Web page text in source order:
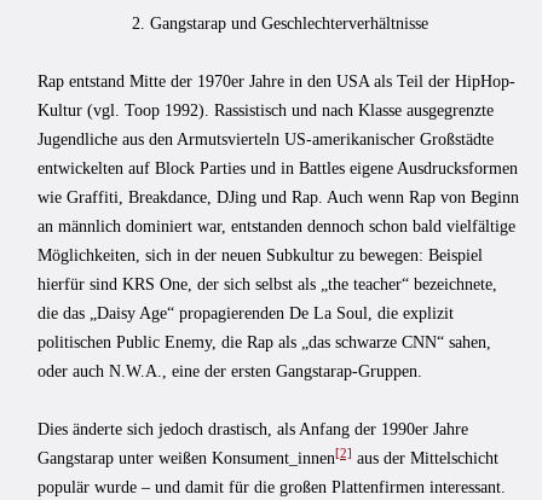
2. Gangstarap und Geschlechterverhältnisse
Rap entstand Mitte der 1970er Jahre in den USA als Teil der HipHop-
Kultur (vgl. Toop 1992). Rassistisch und nach Klasse ausgegrenzte
Jugendliche aus den Armutsvierteln US-amerikanischer Großstädte
entwickelten auf Block Parties und in Battles eigene Ausdrucksformen
wie Graffiti, Breakdance, DJing und Rap. Auch wenn Rap von Beginn
an männlich dominiert war, entstanden dennoch schon bald vielfältige
Möglichkeiten, sich in der neuen Subkultur zu bewegen: Beispiel
hierfür sind KRS One, der sich selbst als „the teacher“ bezeichnete,
die das „Daisy Age“ propagierenden De La Soul, die explizit
politischen Public Enemy, die Rap als „das schwarze CNN“ sahen,
oder auch N.W.A., eine der ersten Gangstarap-Gruppen.
Dies änderte sich jedoch drastisch, als Anfang der 1990er Jahre
Gangstarap unter weißen Konsument_innen[2] aus der Mittelschicht
populär wurde – und damit für die großen Plattenfirmen interessant.